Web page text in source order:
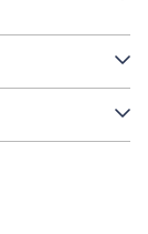
ткань:
вид